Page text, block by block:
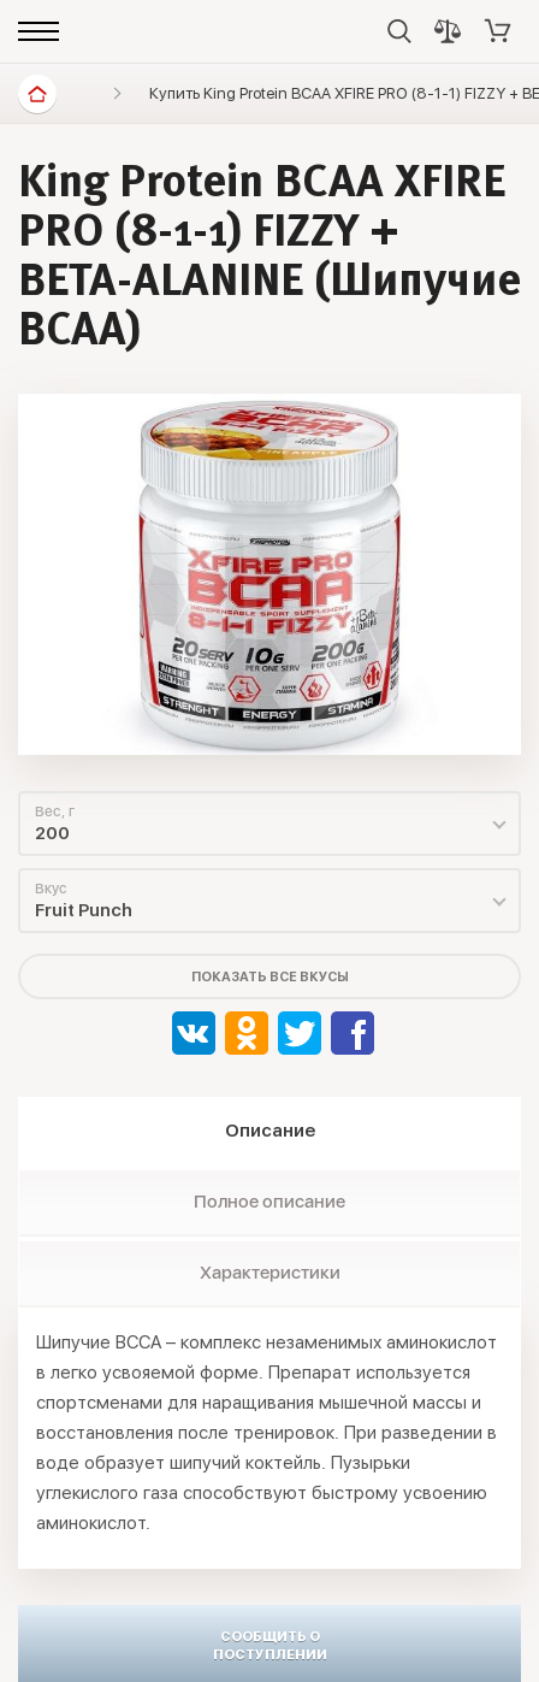
Спортивное питание Аминокислоты BCAA
Купить King Protein BCAA XFIRE PRO (8-1-1) FIZZY
King Protein BCAA XFIRE
PRO (8-1-1) FIZZY +
BETA-ALANINE (Шипучие
ВСАА)
Вес, г
200
Вкус
Fruit Punch
ПОКАЗАТЬ ВСЕ ВКУСЫ
Описание
Полное описание
Характеристики
Шипучие BCCA – комплекс незаменимых аминокислот
в легко усвояемой форме. Препарат используется
спортсменами для наращивания мышечной массы и
восстановления после тренировок. При разведении в
воде образует шипучий коктейль. Пузырьки
углекислого газа способствуют быстрому усвоению
аминокислот.
СООБЩИТЬ О
ПОСТУПЛЕНИИ